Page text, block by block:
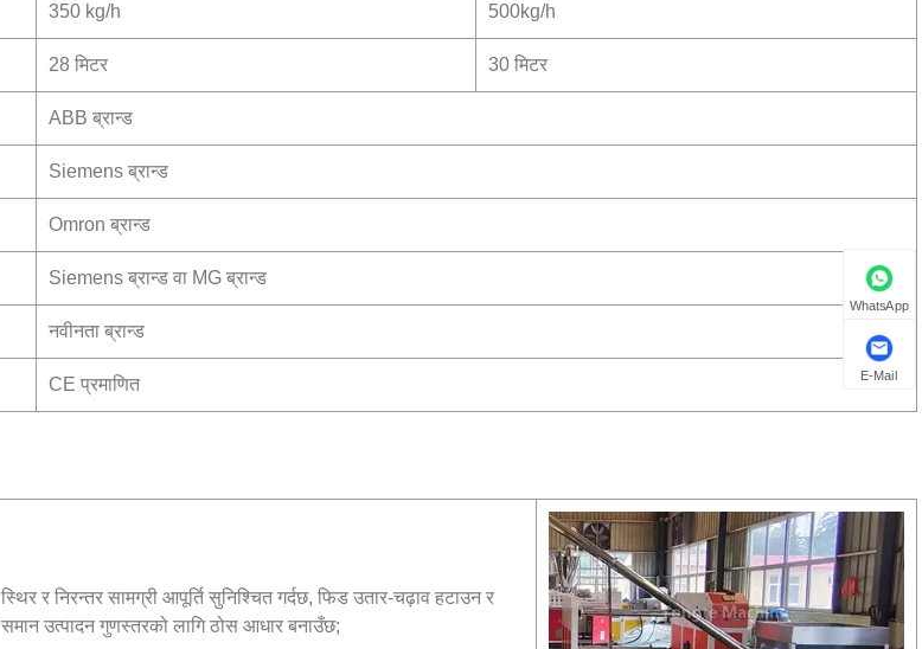
350 kg/h 500kg/h
28 मिटर 30 मिटर
ABB ब्रान्ड
Siemens ब्रान्ड
Omron ब्रान्ड
Siemens ब्रान्ड वा MG ब्रान्ड
नवीनता ब्रान्ड
CE प्रमाणित
स्थिर र निरन्तर सामग्री आपूर्ति सुनिश्चित गर्दछ, फिड उतार-चढ़ाव हटाउन र
समान उत्पादन गुणस्तरको लागि ठोस आधार बनाउँछ;
WhatsApp
E-Mail